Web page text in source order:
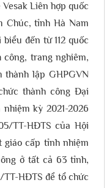
Liên hợp quốc
Chúc, tỉnh Hà Nam
đến từ 112 quốc
trang nghiêm,
lập GHPGVN
chức thành công Đại
kỳ 2021-2026
TT-HĐTS của Hội
giáo cấp tỉnh nhiệm
ở tất cả 63 tỉnh,
HĐTS để tổ chức